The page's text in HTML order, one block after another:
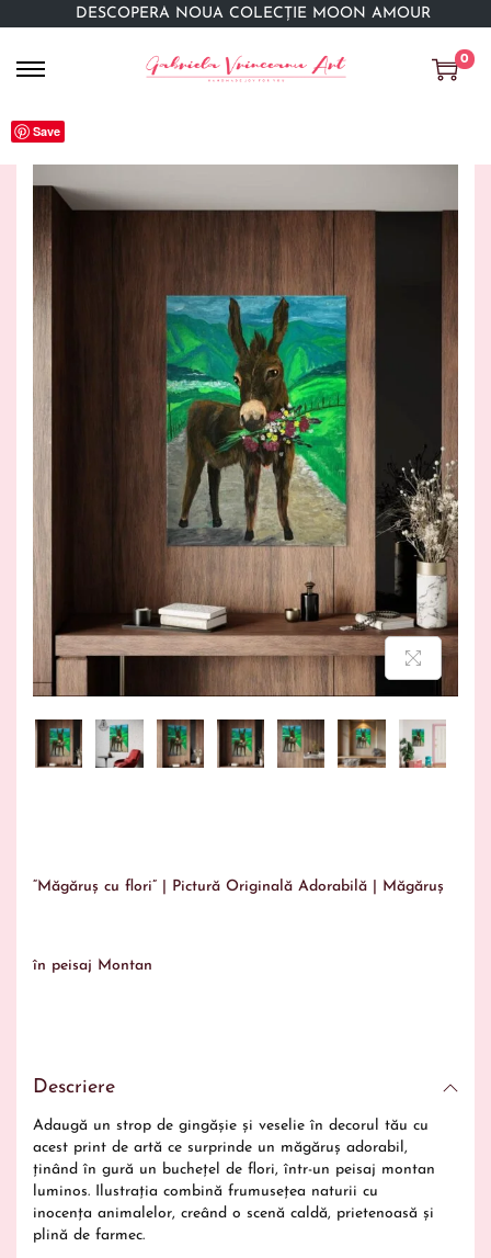
DESCOPERĂ NOUA COLECȚIE MOON AMOUR
0
Save
“Măgăruș cu flori” | Pictură Originală Adorabilă | Măgăruș
în peisaj Montan
Descriere
Adaugă un strop de gingășie și veselie în decorul tău cu
acest print de artă ce surprinde un măgăruș adorabil,
ținând în gură un buchețel de flori, într-un peisaj montan
luminos. Ilustrația combină frumusețea naturii cu
inocența animalelor, creând o scenă caldă, prietenoasă și
plină de farmec.